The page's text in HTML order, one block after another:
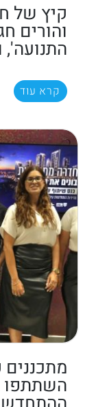
קיץ של
והורים
התנועה',
קרא עוד
השתתפו